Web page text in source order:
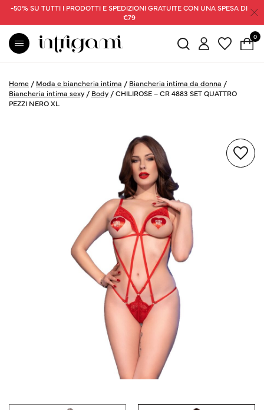
-50% SU TUTTI I PRODOTTI E SPEDIZIONI GRATUITE CON UNA SPESA DI
€79
0
Home / Moda e biancheria intima / Biancheria intima da donna /
Biancheria intima sexy / Body /CHILIROSE – CR 4883 SET QUATTRO
PEZZI NERO XL